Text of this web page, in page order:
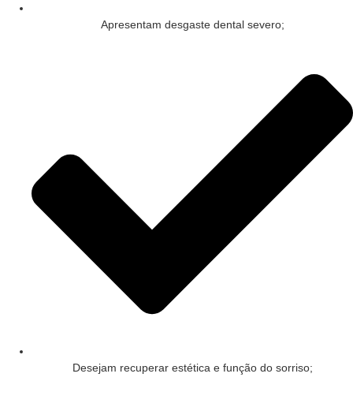
Apresentam desgaste dental severo;
Desejam recuperar estética e função do sorriso;